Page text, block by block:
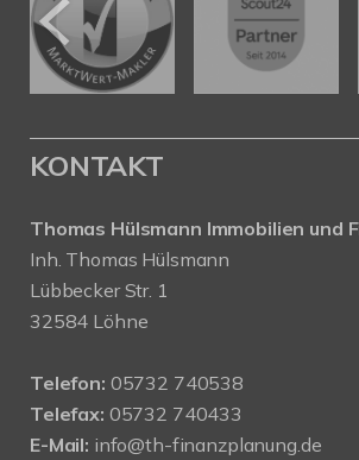
KONTAKT
Thomas Hülsmann Immobilien und
Inh. Thomas Hülsmann
Lübbecker Str. 1
32584 Löhne
Telefon: 05732 740538
Telefax: 05732 740433
E-Mail: info@th-finanzplanung.de